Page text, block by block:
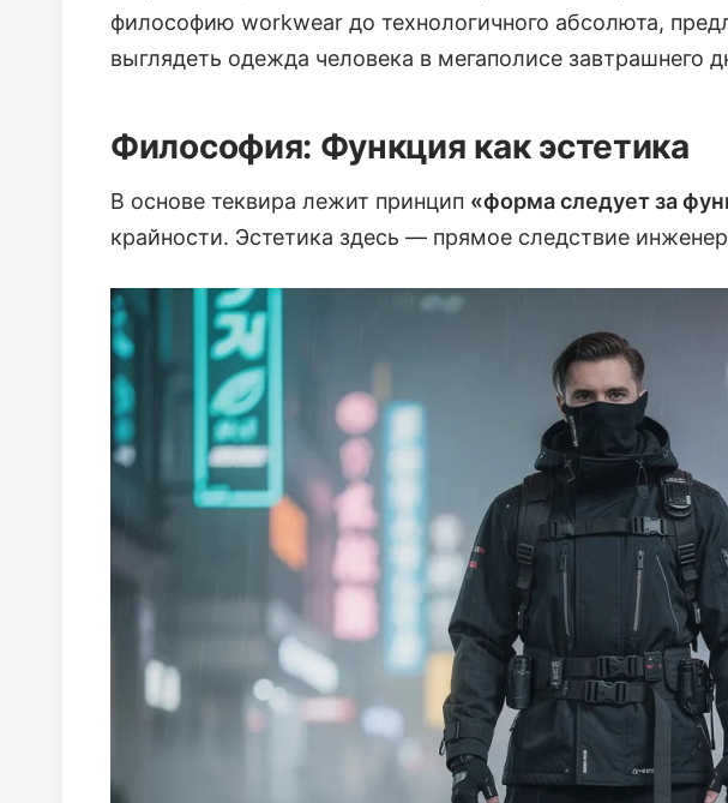
философию workwear до технологичного абсолюта,
выглядеть одежда человека в мегаполисе завтрашнего
Философия: Функция как эстетика
В основе теквира лежит принцип «форма следует за
крайности. Эстетика здесь — прямое следствие